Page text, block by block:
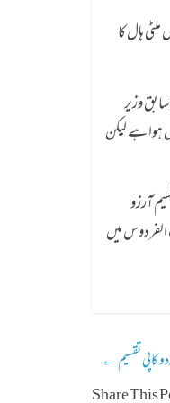
ہال کا
وزیر
ہوا ہے لیکن
آرزو
میں
←کاپی تقسیم
Share This